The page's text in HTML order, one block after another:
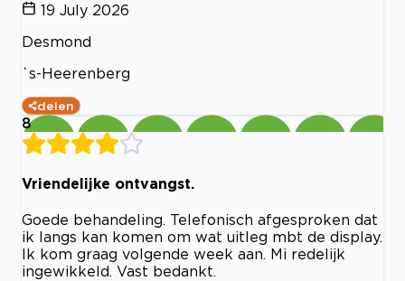
19 July 2026
Desmond
`s-Heerenberg
delen
8
Vriendelijke ontvangst.
Goede behandeling. Telefonisch afgesproken dat
ik langs kan komen om wat uitleg mbt de display.
Ik kom graag volgende week aan. Mi redelijk
ingewikkeld. Vast bedankt.